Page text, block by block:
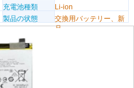
充電池種類
Li-ion
製品の状態
交換用バッテリー、新
品